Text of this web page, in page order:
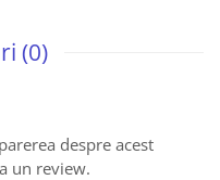
(0)
despre acest
un review.